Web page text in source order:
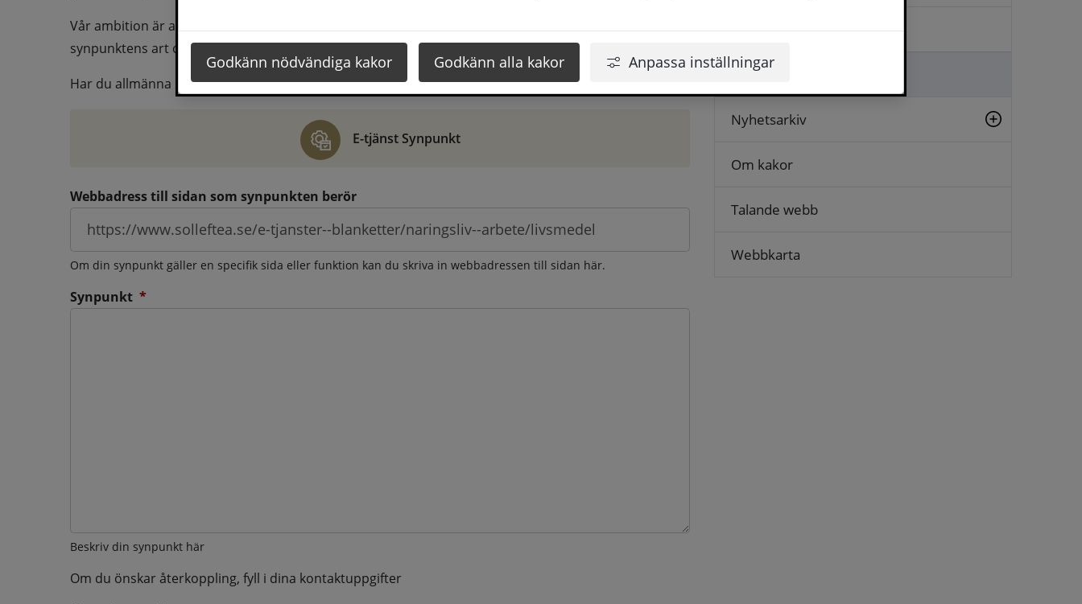
Godkänn nödvändiga kakor Godkänn alla kakor Anpassa inställningar
Vår ambition är att besvara synpunkter så snart som möjligt, men svarstiden beror givetvis på
synpunktens art och omfång.
Har du allmänna synpunkter, klagomål eller beröm gör du det via e-tjänsten Synpunkt
E-tjänst Synpunkt
Webbadress till sidan som synpunkten berör
Om din synpunkt gäller en specifik sida eller funktion kan du skriva in webbadressen till sidan här.
Synpunkt *
Beskriv din synpunkt här
Om du önskar återkoppling, fyll i dina kontaktuppgifter
Logga in
Lämna synpunkt
Nyhetsarkiv
Om kakor
Talande webb
Webbkarta